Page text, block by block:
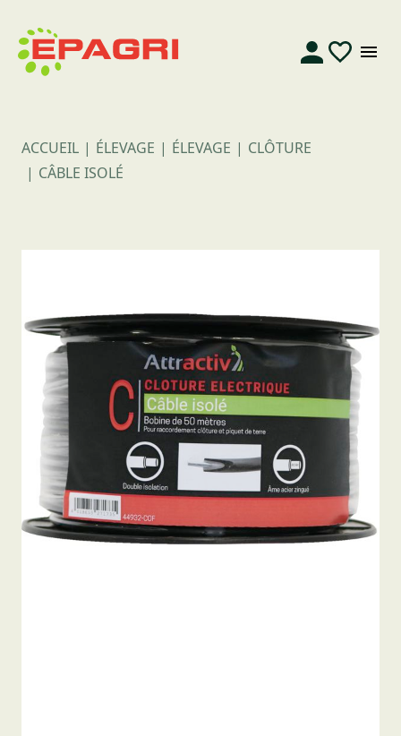
ACCUEIL ÉLEVAGE ÉLEVAGE
CLÔTURE
CÂBLE ISOLÉ